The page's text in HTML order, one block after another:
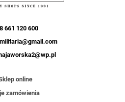
661 120 600
online
zamówienia